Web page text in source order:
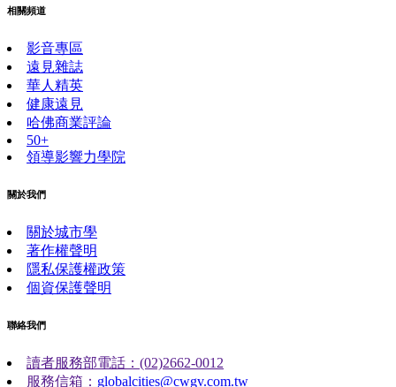
相關頻道
影音專區
遠見雜誌
華人精英
健康遠見
哈佛商業評論
50+
領導影響力學院
關於我們
關於城市學
著作權聲明
隱私保護權政策
個資保護聲明
聯絡我們
讀者服務部電話：(02)2662-0012
服務信箱： globalcities@cwgv.com.tw